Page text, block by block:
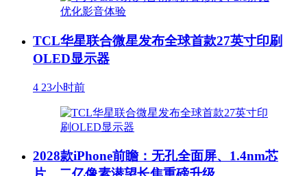
TCL华星联合微星发布全球首款27英寸印刷
OLED显示器
4 23小时前
2028款iPhone前瞻：无孔全面屏、1.4nm芯